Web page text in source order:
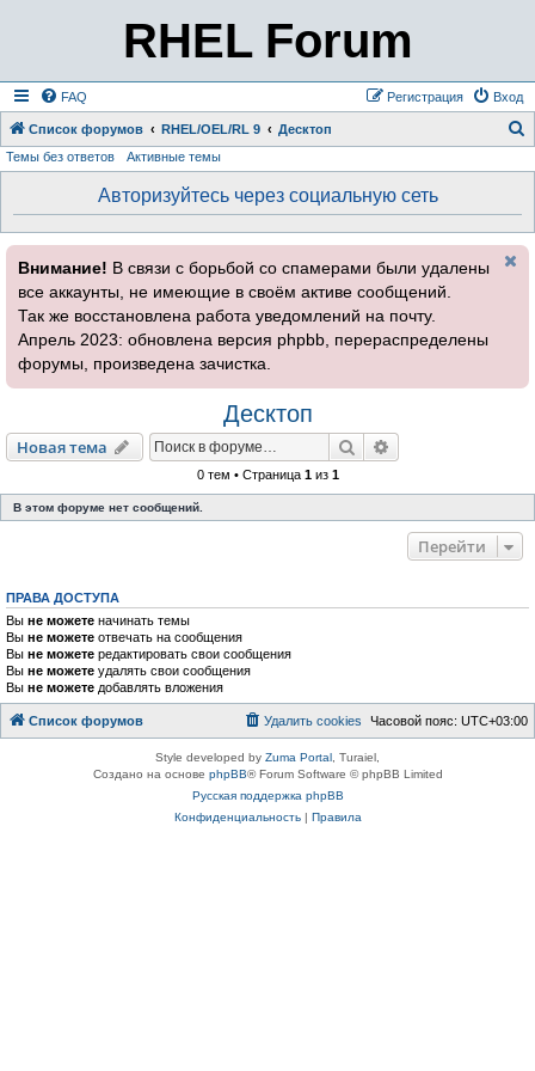
RHEL Forum
FAQ Вход
Регистрация
Список форумов RHEL/OEL/RL 9 Десктоп
Темы без ответов Активные темы
Авторизуйтесь через социальную сеть
Внимание! В связи с борьбой со спамерами были удалены
все аккаунты, не имеющие в своём активе сообщений.
Так же восстановлена работа уведомлений на почту.
Апрель 2023: обновлена версия phpbb, перераспределены
форумы, произведена зачистка.
Десктоп
Новая тема Поиск
0 тем • Страница 1из 1
В этом форуме нет сообщений.
Перейти
ПРАВА ДОСТУПА
Вы не можете начинать темы
Вы не можете отвечать на сообщения
Вы не можете редактировать свои сообщения
Вы не можете удалять свои сообщения
Вы не можете добавлять вложения
Список форумов Часовой пояс: UTC+03:00
Удалить cookies
Style developed by Zuma Portal , Turaiel,
Создано на основе phpBB® Forum Software © phpBB Limited
Русская поддержка phpBB
Конфиденциальность| Правила